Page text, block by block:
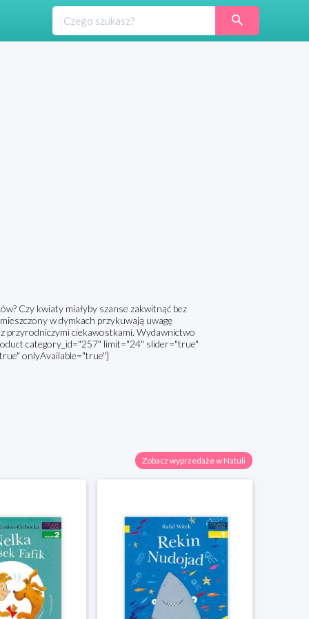
Czy kwiaty miałyby szanse zakwitnąć bez
w dymkach przykuwają uwagę
przyrodniczymi ciekawostkami. Wydawnictwo
category_id="257" limit="24" slider="true"
onlyAvailable="true"]
Zobacz wyprzedaże w Natuli